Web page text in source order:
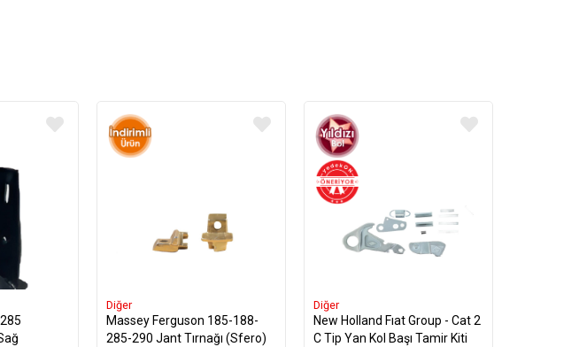
Diğer
Massey Ferguson 185-188-
285-290 Jant Tırnağı (Sfero)
Diğer
New Holland Fıat Group - Cat 2
C Tip Yan Kol Başı Tamir Kiti